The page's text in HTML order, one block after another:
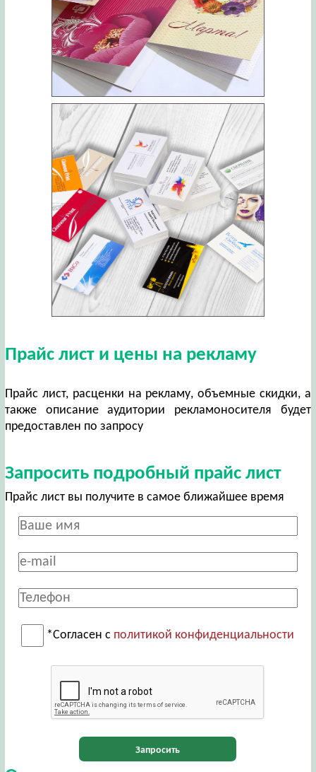
Прайс лист и цены на рекламу
Прайс лист, расценки на рекламу, объемные скидки, а
также описание аудитории рекламоносителя будет
предоставлен по запросу
Запросить подробный прайс лист
Прайс лист вы получите в самое ближайшее время
*Согласен с политикой конфиденциальности
Запросить